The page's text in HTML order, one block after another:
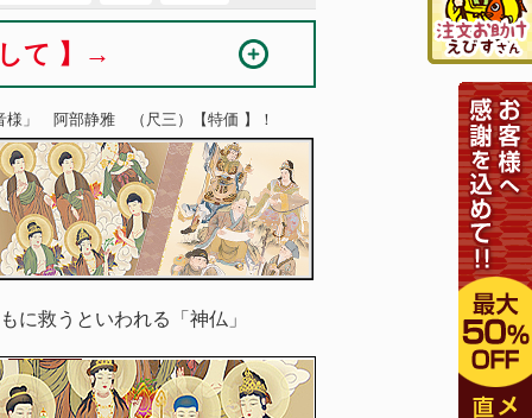
して 】→
様」 阿部静雅 （尺三）【特価 】！
に救うといわれる「神仏」